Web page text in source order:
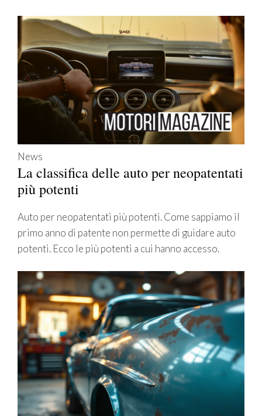
News
La classifica delle auto per neopatentati
più potenti
Auto per neopatentati più potenti. Come sappiamo il
primo anno di patente non permette di guidare auto
potenti. Ecco le più potenti a cui hanno accesso.